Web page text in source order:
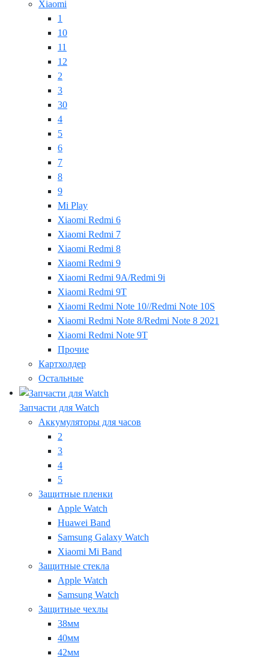
Xiaomi
1
10
11
12
2
3
30
4
5
6
7
8
9
Mi Play
Xiaomi Redmi 6
Xiaomi Redmi 7
Xiaomi Redmi 8
Xiaomi Redmi 9
Xiaomi Redmi 9A/Redmi 9i
Xiaomi Redmi 9T
Xiaomi Redmi Note 10//Redmi Note 10S
Xiaomi Redmi Note 8/Redmi Note 8 2021
Xiaomi Redmi Note 9T
Прочие
Картхолдер
Остальные
Запчасти для Watch
Аккумуляторы для часов
2
3
4
5
Защитные пленки
Apple Watch
Huawei Band
Samsung Galaxy Watch
Xiaomi Mi Band
Защитные стекла
Apple Watch
Samsung Watch
Защитные чехлы
38мм
40мм
42мм